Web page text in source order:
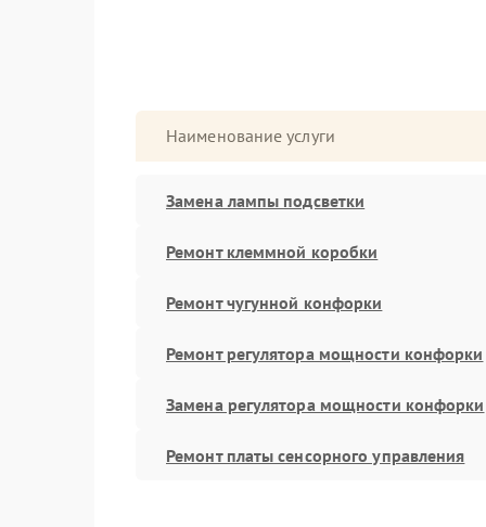
Наименование услуги
Замена лампы подсветки
Ремонт клеммной коробки
Ремонт чугунной конфорки
Ремонт регулятора мощности конфорки
Замена регулятора мощности конфорки
Ремонт платы сенсорного управления